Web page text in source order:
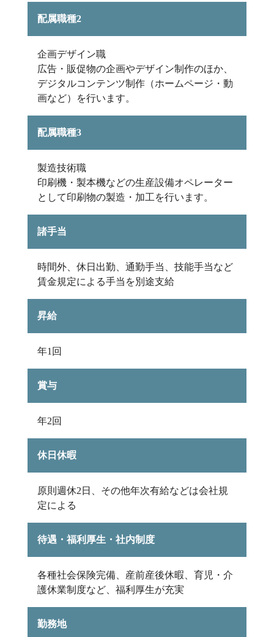
配属職種2
企画デザイン職
広告・販促物の企画やデザイン制作のほか、
デジタルコンテンツ制作（ホームページ・動
画など）を行います。
配属職種3
製造技術職
印刷機・製本機などの生産設備オペレーター
として印刷物の製造・加工を行います。
諸手当
時間外、休日出勤、通勤手当、技能手当など
賃金規定による手当を別途支給
昇給
年1回
賞与
年2回
休日休暇
原則週休2日、その他年次有給などは会社規
定による
待遇・福利厚生・社内制度
各種社会保険完備、産前産後休暇、育児・介
護休業制度など、福利厚生が充実
勤務地